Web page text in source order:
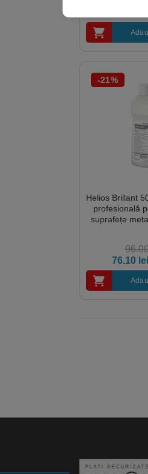
certificat
2, Ecolabel
-21%
Helios Brillant
profesională
suprafețe
76.10 lei